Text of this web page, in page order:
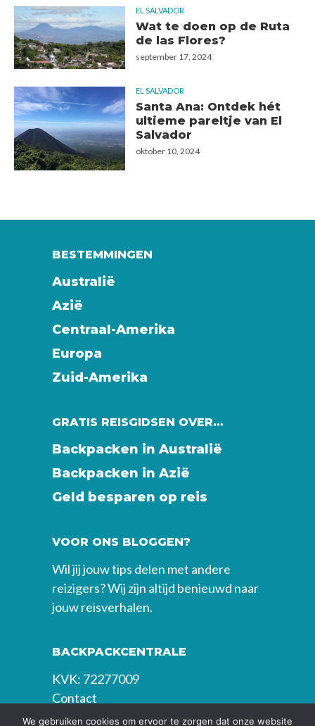
EL SALVADOR
Wat te doen op de Ruta
de las Flores?
september 17, 2024
EL SALVADOR
Santa Ana: Ontdek hét
ultieme pareltje van El
Salvador
oktober 10, 2024
BESTEMMINGEN
Australië
Azië
Centraal-Amerika
Europa
Zuid-Amerika
GRATIS REISGIDSEN OVER…
Backpacken in Australië
Backpacken in Azië
Geld besparen op reis
VOOR ONS BLOGGEN?
Wil jij jouw tips delen met andere
reizigers? Wij zijn altijd benieuwd naar
jouw reisverhalen.
BACKPACKCENTRALE
KVK: 72277009
Contact
We gebruiken cookies om ervoor te zorgen dat onze website